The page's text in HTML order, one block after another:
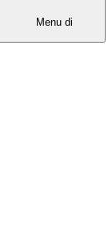
Menu di